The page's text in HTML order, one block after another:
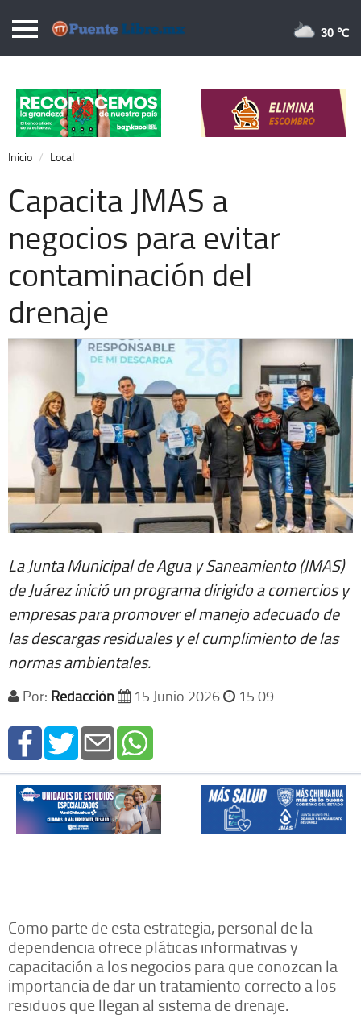
Puentelibre.mx
Local
Nacional
Opinión
Cronos
Economía
Espectáculos
Extra +
30 ℃
Inicio Local
Capacita JMAS a
negocios para evitar
contaminación del
drenaje
La Junta Municipal de Agua y Saneamiento (JMAS)
de Juárez inició un programa dirigido a comercios y
empresas para promover el manejo adecuado de
las descargas residuales y el cumplimiento de las
normas ambientales.
Por: Redacción 15 Junio 2026 15 09
Como parte de esta estrategia, personal de la
dependencia ofrece pláticas informativas y
capacitación a los negocios para que conozcan la
importancia de dar un tratamiento correcto a los
residuos que llegan al sistema de drenaje.